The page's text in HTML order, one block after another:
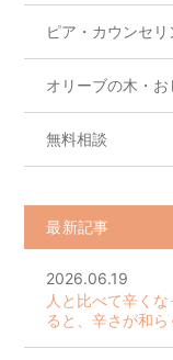
ピア・カウンセリ
オリーブの木・お
無料相談
最新記事
2026.06.19
人と比べて辛く
ると、辛さが和